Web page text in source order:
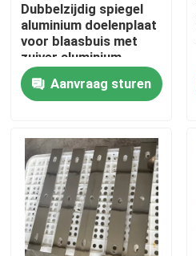
Huis
Producten
Dubbelzijdig spiegel
aluminium doelenplaat
voor blaasbuis met
zuiver aluminium
doelenplaat
Aanvraag sturen